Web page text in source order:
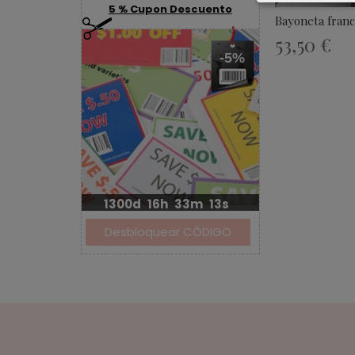
5 % Cupon Descuento
-5%
1300d 16h 33m 13s
Bayoneta
53,50 €